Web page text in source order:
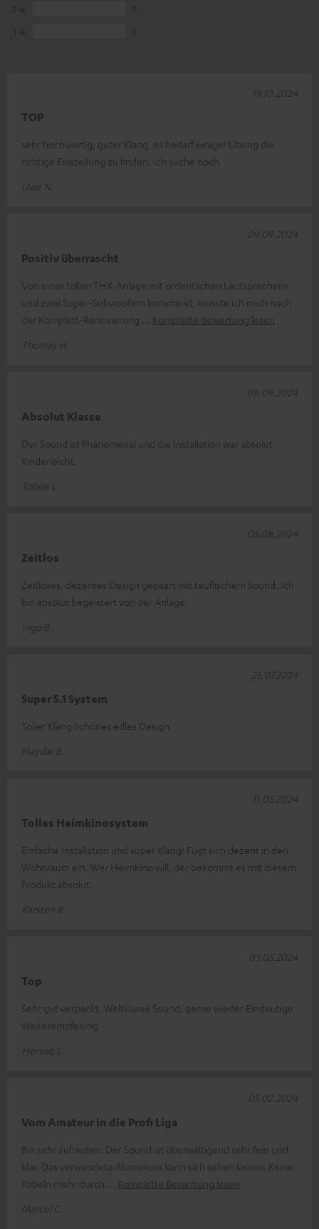
TOP
sehr hochwertig, guter Klang, es bedarf einiger Übung die
richtige Einstellung zu finden. Ich suche noch
Uwe N.
19.10.2024
Positiv überrascht
Von einer tollen THX-Anlage mit ordentlichen Lautsprechern
und zwei Super-Subwoofern kommend, musste ich mich nach
der Komplett-Renovierung
Komplette Bewertung lesen
Thomas H.
09.09.2024
Absolut Klasse
Der Sound ist Phänomenal und die Installation war absolut
Kinderleicht.
Tobias L.
08.09.2024
Zeitlos
Zeitloses, dezentes Design gepaart mit teuflischem Sound. Ich
bin absolut begeistert von der Anlage.
Ingo B.
05.08.2024
Super 5.1 System
Toller Klang Schönes edles Design
Haydar B.
25.07.2024
Tolles Heimkinosystem
Einfache Installation und super Klang! Fügt sich dezent in den
Wohnraum ein. Wer Heimkino will, der bekommt es mit diesem
Produkt absolut.
Karsten B.
11.05.2024
Top
Sehr gut verpackt, Weltklasse Sound, gerne wieder Eindeutige
Weiterempfelung
Herwig S.
03.05.2024
Vom Amateur in die Profi Liga
Bin sehr zufrieden. Der Sound ist überwältigend sehr fein und
klar. Das verwendete Aluminium kann sich sehen lassen. Keine
Kabeln mehr durch
Komplette Bewertung lesen
Marcel C.
05.02.2024